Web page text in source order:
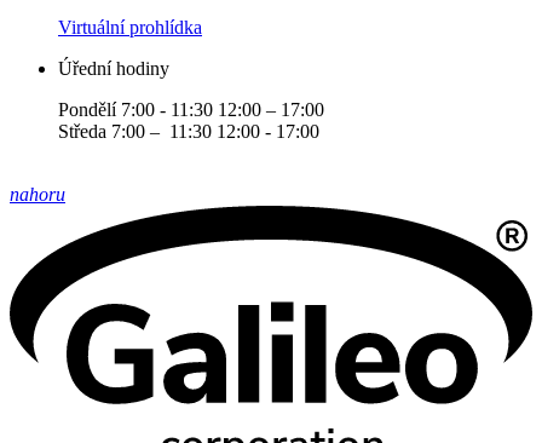
Virtuální prohlídka
Úřední hodiny
Pondělí 7:00 - 11:30 12:00 – 17:00
Středa 7:00 – 11:30 12:00 - 17:00
nahoru